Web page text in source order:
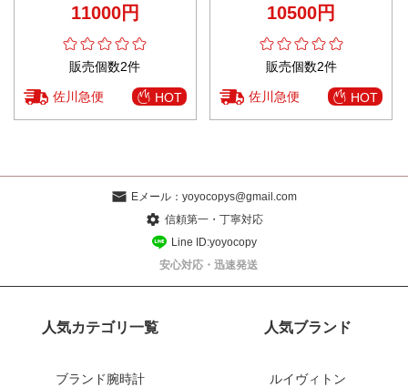
クシー ブラウン11000円
販売個数2件
佐川急便 HOT
10500円
販売個数2件
佐川急便 HOT
Eメール： yoyocopys@gmail.com
信頼第一・丁寧対応
Line ID:yoyocopy
安心対応・迅速発送
人気カテゴリ一覧
ブランド腕時計
人気ブランド
ルイヴィトン